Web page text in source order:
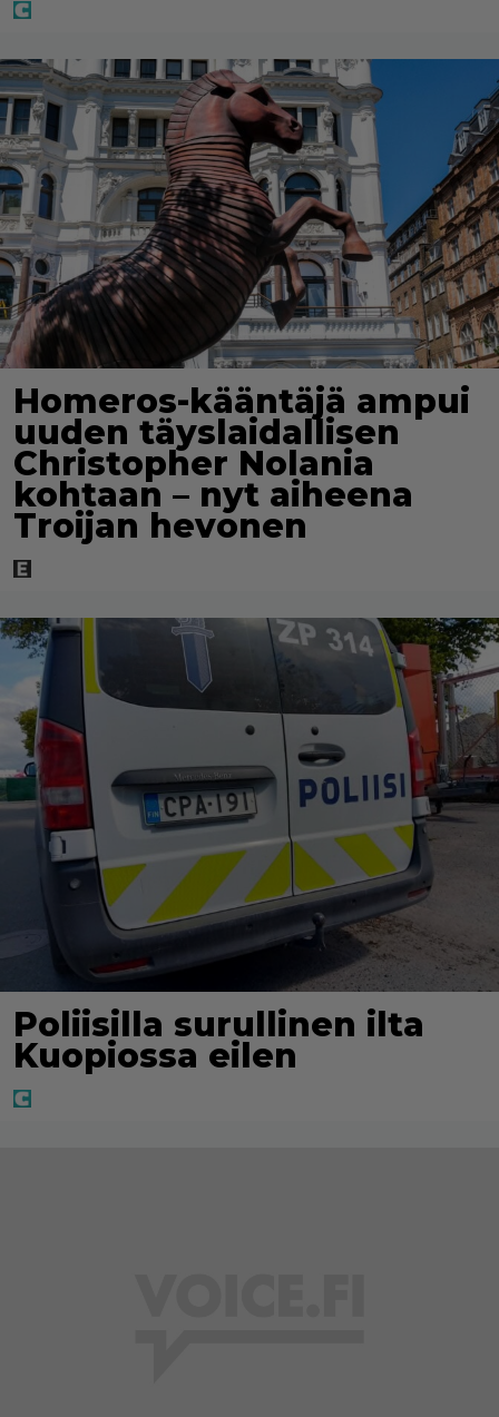
Homeros-kääntäjä ampui
uuden täyslaidallisen
Christopher Nolania
kohtaan – nyt aiheena
Troijan hevonen
Poliisilla surullinen ilta
Kuopiossa eilen